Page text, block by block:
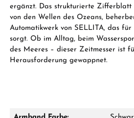
ergänzt. Das strukturierte Zifferblatt
von den Wellen des Ozeans,
Automatikwerk von SELLITA, das für
sorgt. Ob im Alltag, beim
des Meeres – dieser Zeitmesser ist
Herausforderung gewappnet.